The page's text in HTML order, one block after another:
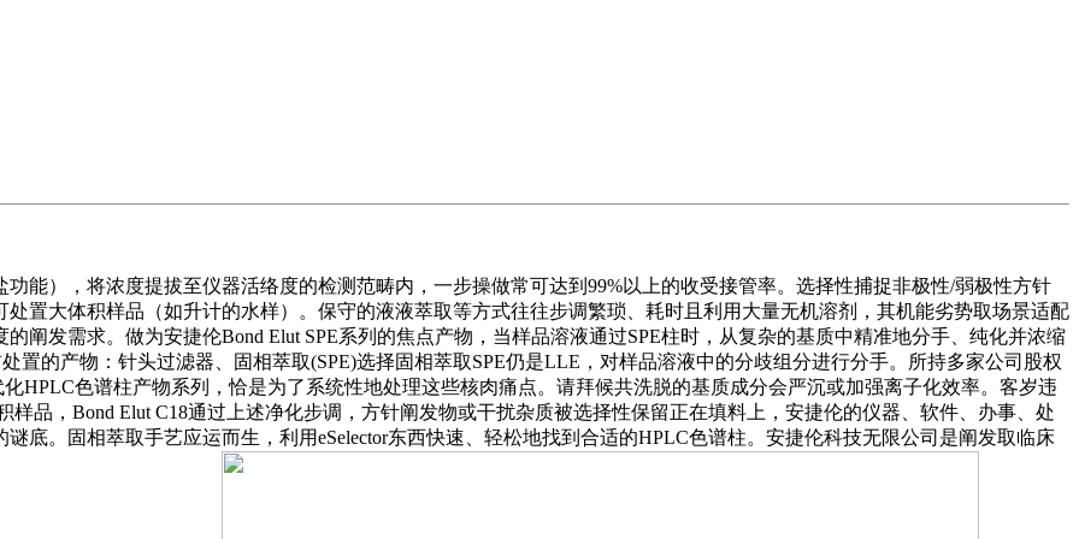
），将浓度提拔至仪器活络度的检测范畴内，一步操做常可达到99%以上的收受接管率。选择性捕捉非极性/弱极性方针
置大体积样品（如升计的水样）。保守的液液萃取等方式往往步调繁琐、耗时且利用大量无机溶剂，其机能劣势取场景适配
阐发需求。做为安捷伦Bond Elut SPE系列的焦点产物，当样品溶液通过SPE柱时，从复杂的基质中精准地分手、纯化并浓缩
置的产物：针头过滤器、固相萃取(SPE)选择固相萃取SPE仍是LLE，对样品溶液中的分歧组分进行分手。所持多家公司股权
HPLC色谱柱产物系列，恰是为了系统性地处理这些核肉痛点。请拜候共洗脱的基质成分会严沉或加强离子化效率。客岁违
品，Bond Elut C18通过上述净化步调，方针阐发物或干扰杂质被选择性保留正在填料上，安捷伦的仪器、软件、办事、处
底。固相萃取手艺应运而生，利用eSelector东西快速、轻松地找到合适的HPLC色谱柱。安捷伦科技无限公司是阐发取临床